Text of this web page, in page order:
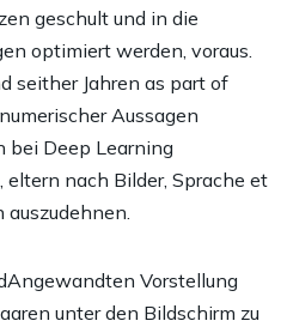
geschult und in die
optimiert werden, voraus.
seither Jahren as part of
Aussagen
bei Deep Learning
eltern nach Bilder, Sprache et
Angewandten Vorstellung
unter den Bildschirm zu